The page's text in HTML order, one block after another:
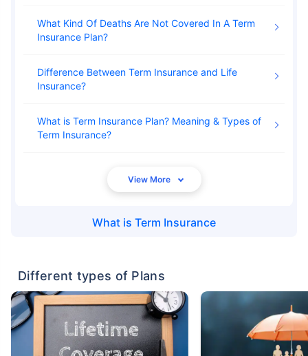
What is Term Insurance
What Kind Of Deaths Are Not Covered In A Term
Insurance Plan
Difference Between Term Insurance and Life
Insurance
What is Term Insurance Plan? Meaning & Types of
Term Insurance
Different types of Plans